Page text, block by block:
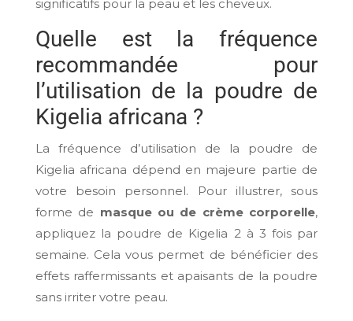
significatifs pour la peau et les cheveux.
Quelle est la fréquence
recommandée pour
l’utilisation de la poudre de
Kigelia africana ?
La fréquence d’utilisation de la poudre de
Kigelia africana dépend en majeure partie de
votre besoin personnel. Pour illustrer, sous
forme de masque ou de crème corporelle,
appliquez la poudre de Kigelia 2 à 3 fois par
semaine. Cela vous permet de bénéficier des
effets raffermissants et apaisants de la poudre
sans irriter votre peau.